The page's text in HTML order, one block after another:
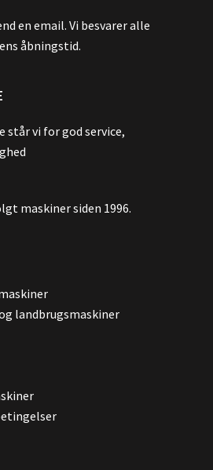
en email. Vi besvarer alle
åbningstid.
står vi for god service,
maskiner siden 1996.
landbrugsmaskiner